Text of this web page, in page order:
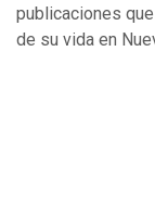
publicaciones
de su vida en